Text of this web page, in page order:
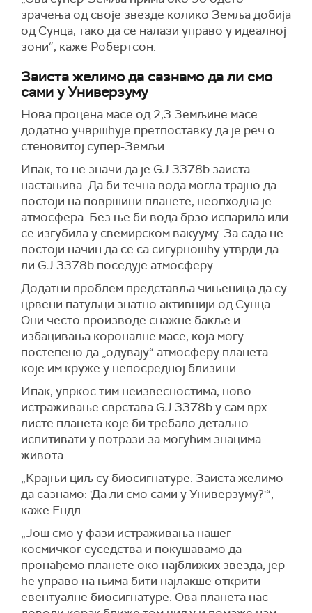
зрачења од своје звезде колико Земља добија
од Сунца, тако да се налази управо у идеалној
зони“, каже Робертсон.
Заиста желимо да сазнамо да ли смо
сами у Универзуму
Нова процена масе од 2,3 Земљине масе
додатно учвршћује претпоставку да је реч о
стеновитој супер-Земљи.
Ипак, то не значи да је GJ 3378b заиста
настањива. Да би течна вода могла трајно да
постоји на површини планете, неопходна је
атмосфера. Без ње би вода брзо испарила или
се изгубила у свемирском вакууму. За сада не
постоји начин да се са сигурношћу утврди да
ли GJ 3378b поседује атмосферу.
Додатни проблем представља чињеница да су
црвени патуљци знатно активнији од Сунца.
Они често производе снажне бакље и
избацивања короналне масе, која могу
постепено да „одувају“ атмосферу планета
које им круже у непосредној близини.
Ипак, упркос тим неизвесностима, ново
истраживање сврстава GJ 3378b у сам врх
листе планета које би требало детаљно
испитивати у потрази за могућим знацима
живота.
„Крајњи циљ су биосигнатуре. Заиста желимо
да сазнамо: 'Да ли смо сами у Универзуму?'“,
каже Ендл.
„Још смо у фази истраживања нашег
космичког суседства и покушавамо да
пронађемо планете око најближих звезда, јер
ће управо на њима бити најлакше открити
евентуалне биосигнатуре. Ова планета нас